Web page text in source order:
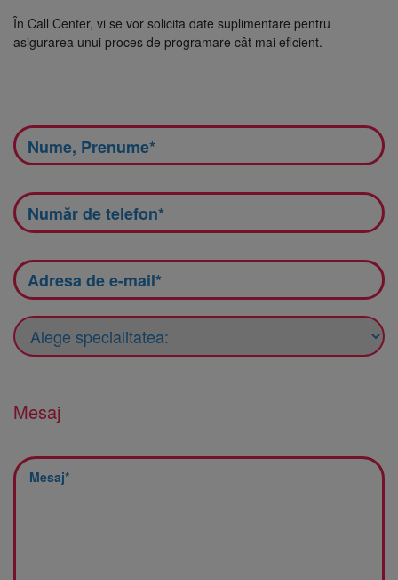
În Call Center, vi se vor solicita date suplimentare pentru
asigurarea unui proces de programare cât mai eficient.
Mesaj